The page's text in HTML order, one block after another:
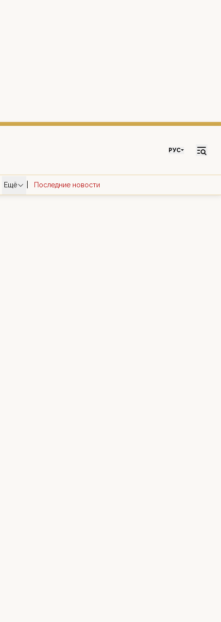
РУС
Ещё Последние новости